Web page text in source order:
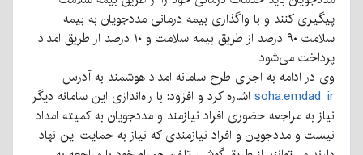
پیگیری کنند و با واگذاری بیمه درمانی مددجویان به بیمه
سلامت ۹۰ درصد از طریق بیمه سلامت و ۱۰ درصد از طریق امداد
پرداخت می‌شود.
وی در ادامه به اجرای طرح سامانه امداد هوشمند به آدرس
soha.emdad. ir اشاره کرد و افزود: با راه‌اندازی این سامانه دیگر
نیاز به مراجعه حضوری افراد نیازمند و مددجویان به کمیته امداد
نیست و مددجویان و افراد نیازمندی که نیاز به حمایت این نهاد